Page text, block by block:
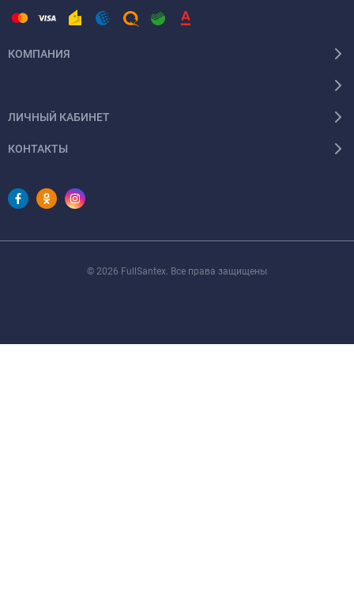
КОМПАНИЯ
ЛИЧНЫЙ КАБИНЕТ
КОНТАКТЫ
© 2026 FullSantex. Все права защищены